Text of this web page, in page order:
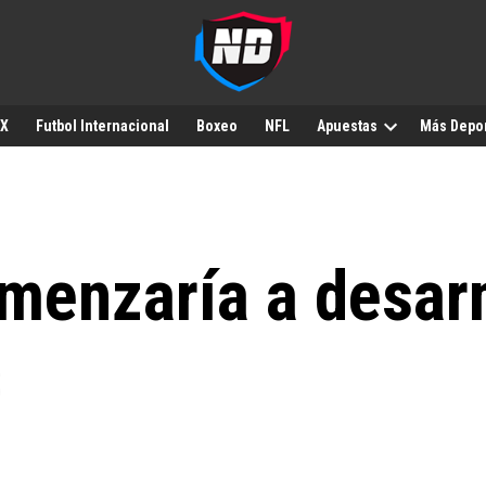
Futbol Internacional Boxeo NFL Apuestas Más
a